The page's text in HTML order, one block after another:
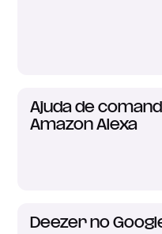
Ajuda de
Amazon Alexa
Deezer no